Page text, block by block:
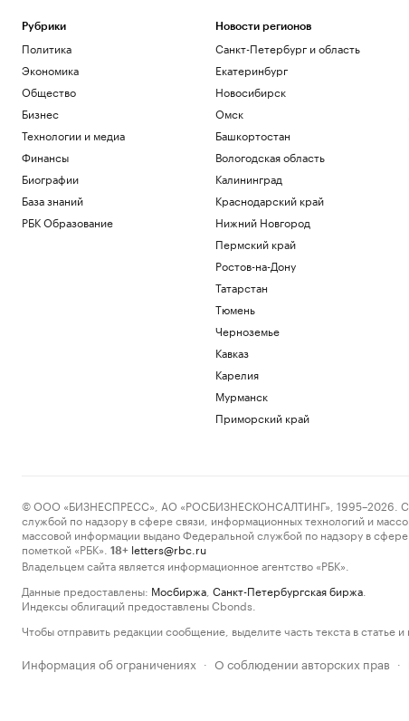
Рубрики
Политика
Экономика
Общество
Бизнес
Технологии и медиа
Финансы
Биографии
База знаний
РБК Образование
Новости регионов
Санкт-Петербург и область
Екатеринбург
Новосибирск
Омск
Башкортостан
Вологодская область
Калининград
Краснодарский край
Нижний Новгород
Пермский край
Ростов-на-Дону
Татарстан
Тюмень
Черноземье
Кавказ
Карелия
Мурманск
Приморский край
© ООО «БИЗНЕСПРЕСС», АО «РОСБИЗНЕСКОНСАЛТИНГ», 1995–2026.
службой по надзору в сфере связи, информационных технологий и
массовой информации выдано Федеральной службой по надзору в
пометкой «РБК».
18+ letters@rbc.ru
Владельцем сайта является информационное агентство «РБК».
Данные предоставлены: Мосбиржа Санкт-Петербургская биржа
Индексы облигаций предоставлены Cbonds.
Чтобы отправить редакции сообщение, выделите часть текста в статье
Информация об ограничениях · О соблюдении авторских прав ·